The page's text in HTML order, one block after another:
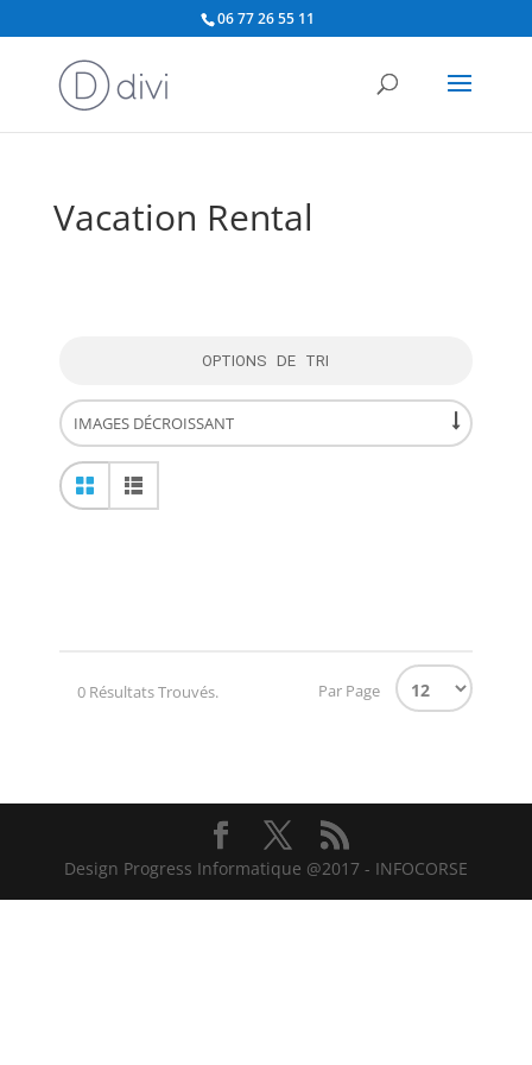
06 77 26 55 11
Vacation Rental
OPTIONS DE TRI
0 Résultats Trouvés. Par Page
Design Progress Informatique @2017 - INFOCORSE